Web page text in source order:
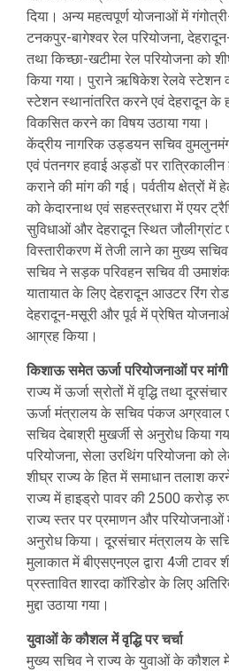
दिया। अन्य महत्वपूर्ण योजनाओं में
टनकपुर-बागेश्वर रेल परियोजना,
तथा किच्छा-खटीमा रेल परियोजना को
किया गया। पुराने ऋषिकेश रेलवे स्टेशन
स्टेशन स्थानांतरित करने एवं देहरादून के
विकसित करने का विषय उठाया गया।
केंद्रीय नागरिक उड्डयन सचिव
एवं पंतनगर हवाई अड्डों पर
कराने की मांग की गई। पर्वतीय क्षेत्रों में
को केदारनाथ एवं सहस्त्रधारा में एयर
सुविधाओं और देहरादून स्थित
विस्तारीकरण में तेजी लाने का मुख्य
सचिव ने सड़क परिवहन सचिव वी
यातायात के लिए देहरादून आउटर रिंग
देहरादून-मसूरी और पूर्व में प्रेषित
आग्रह किया।
किशाऊ समेत ऊर्जा परियोजनाओं पर
राज्य में ऊर्जा स्रोतों में वृद्धि तथा
ऊर्जा मंत्रालय के सचिव पंकज अग्रवाल
सचिव देबाश्री मुखर्जी से अनुरोध किया
परियोजना, सेला उरथिंग परियोजना को
शीघ्र राज्य के हित में समाधान तलाश
राज्य में हाइड्रो पावर की 2500 करोड़
राज्य स्तर पर प्रमाणन और परियोजनाओं
अनुरोध किया। दूरसंचार मंत्रालय के
मुलाकात में बीएसएनएल द्वारा 4जी टावर
प्रस्तावित शारदा कॉरिडोर के लिए
मुद्दा उठाया गया।
युवाओं के कौशल में वृद्धि पर चर्चा
मुख्य सचिव ने राज्य के युवाओं के कौशल में